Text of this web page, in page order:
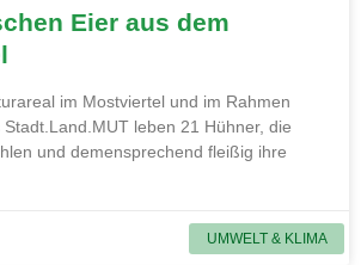
UMWELT & KLIMA
Eier aus dem
im Mostviertel und im Rahmen
leben 21 Hühner, die
und demensprechend fleißig ihre